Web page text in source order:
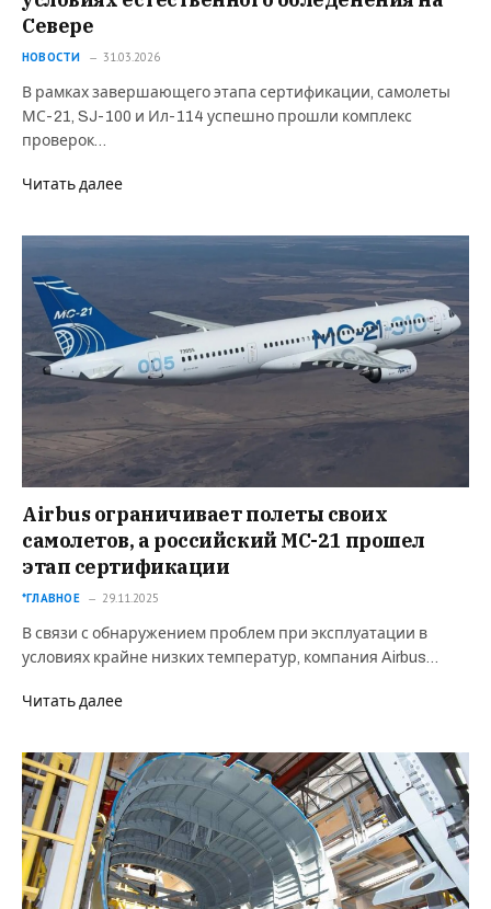
Севере
НОВОСТИ 31.03.2026
В рамках завершающего этапа сертификации, самолеты
МС-21, SJ-100 и Ил-114 успешно прошли комплекс
проверок…
Читать далее
Airbus ограничивает полеты своих
самолетов, а российский МС-21 прошел
этап сертификации
*ГЛАВНОЕ 29.11.2025
В связи с обнаружением проблем при эксплуатации в
условиях крайне низких температур, компания Airbus…
Читать далее